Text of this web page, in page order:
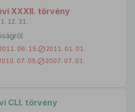
XXXII. törvény
12. 31.
06. 15.
2011. 01. 01.
07. 05.
2007. 07. 01.
CLI. törvény